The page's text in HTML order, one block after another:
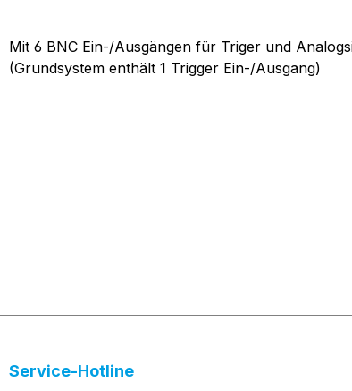
Mit 6 BNC Ein-/Ausgängen für Triger und
(Grundsystem enthält 1 Trigger Ein-/Ausgang)
Service-Hotline